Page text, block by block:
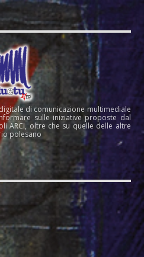
di comunicazione multimediale
sulle iniziative proposte dal
ARCI, oltre che su quelle delle altre
polesano